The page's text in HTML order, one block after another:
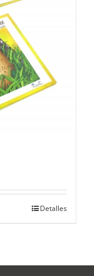
Detalles